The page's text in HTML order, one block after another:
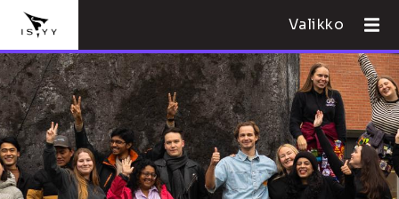
Valikko